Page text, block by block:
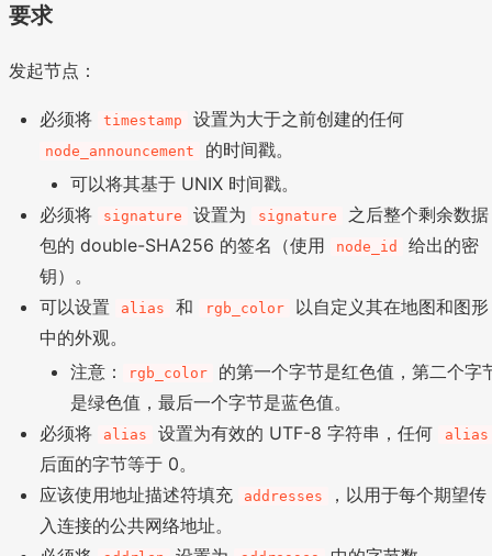
要求
发起节点：
必须将 timestamp 设置为大于之前创建的任何
node_announcement
的时间戳。
可以将其基于 UNIX 时间戳。
必须将
signature 设置为 signature
之后整个剩余数据
包的 double-SHA256 的签名（使用
node_id
给出的密
钥）。
可以设置
alias 和 rgb_color
以自定义其在地图和图形
中的外观。
注意：
rgb_color
的第一个字节是红色值，第二个字
是绿色值，最后一个字节是蓝色值。
必须将
alias 设置为有效的 UTF-8 字符串，任何 alias
后面的字节等于 0。
应该使用地址描述符填充
addresses
，以用于每个期望传
入连接的公共网络地址。